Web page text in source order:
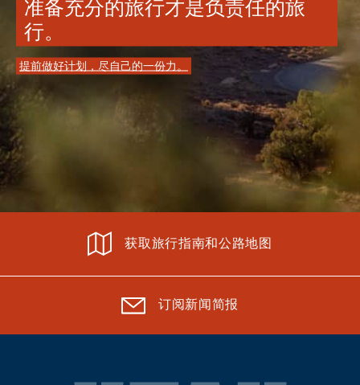
准备充分的旅行才是负责任的旅
行。
提前做好计划，尽自己的一份力。
获取旅行指南和公路地图
订阅新闻简报